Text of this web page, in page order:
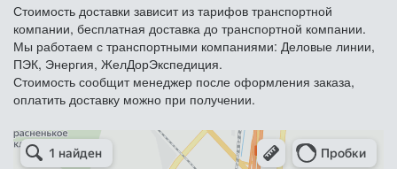
Стоимость доставки зависит из тарифов транспортной
компании, бесплатная доставка до транспортной компании.
Мы работаем с транспортными компаниями: Деловые линии,
ПЭК, Энергия, ЖелДорЭкспедиция.
Стоимость сообщит менеджер после оформления заказа,
оплатить доставку можно при получении.
Арметкон
Металлическая мебель в Санкт‑Петербурге
Торговое оборудование в Санкт‑Петербурге